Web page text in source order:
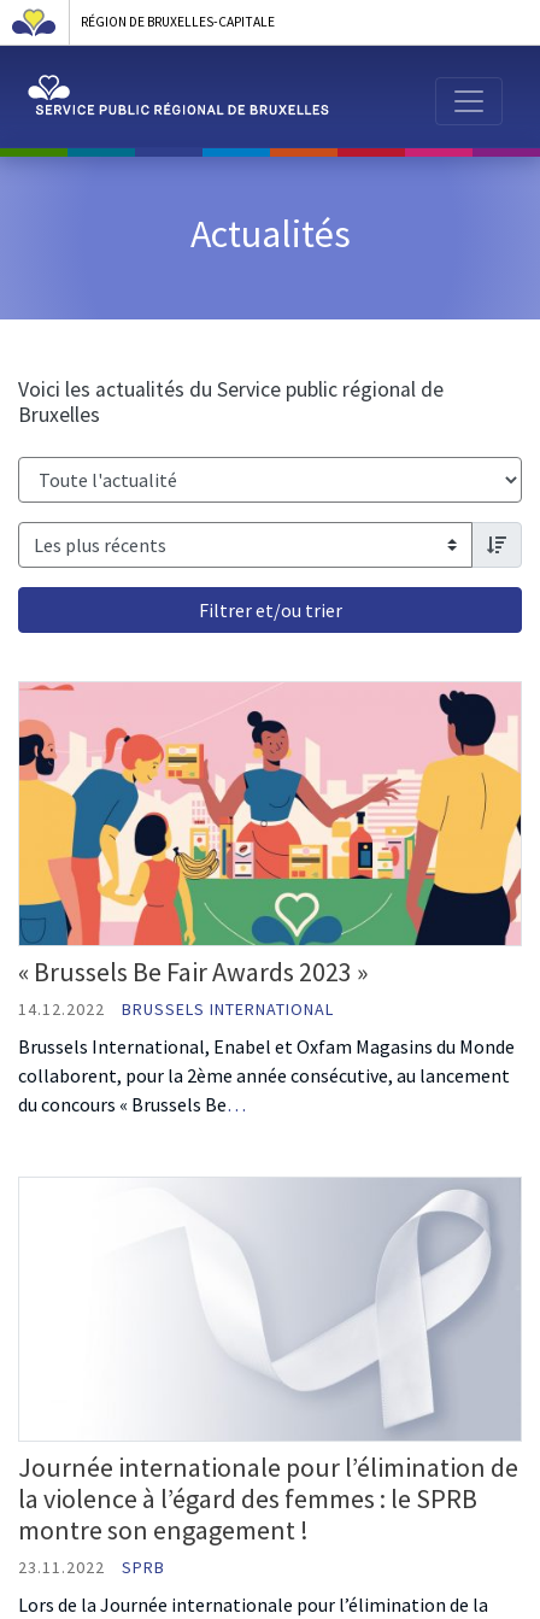
RÉGION DE BRUXELLES-CAPITALE
Actualités
Voici les actualités du Service public régional de
Bruxelles
Catégorie :
order
« Brussels Be Fair Awards 2023 »
14.12.2022 BRUSSELS INTERNATIONAL
Brussels International, Enabel et Oxfam Magasins du Monde
collaborent, pour la 2ème année consécutive, au lancement
du concours « Brussels Be…
Journée internationale pour l’élimination de
la violence à l’égard des femmes : le SPRB
montre son engagement !
23.11.2022 SPRB
Lors de la Journée internationale pour l’élimination de la